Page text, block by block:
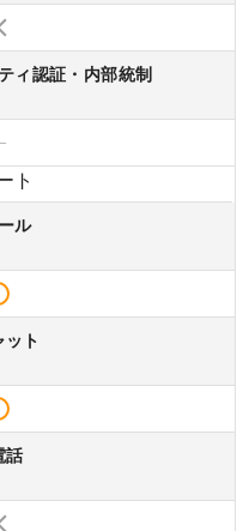
ィ認証・内部統制
ト
ル
ット
話